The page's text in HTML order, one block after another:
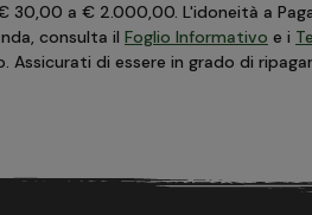
30,00 a € 2.000,00. L'idoneità a
consulta il Foglio Informativo e i
di essere in grado di